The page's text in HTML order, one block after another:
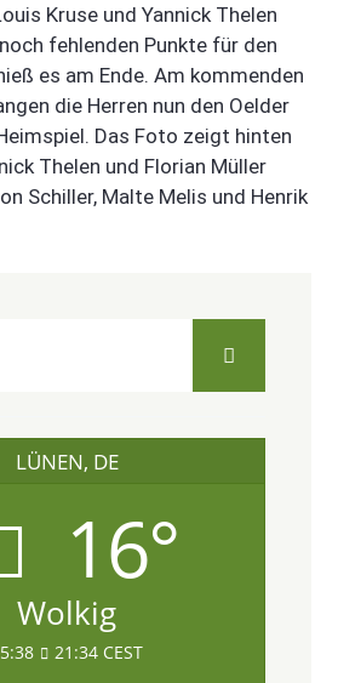
Kruse und Yannick Thelen
fehlenden Punkte für den
es am Ende. Am kommenden
die Herren nun den Oelder
Das Foto zeigt hinten
Thelen und Florian Müller
Schiller, Malte Melis und Henrik
LÜNEN, DE
16°
Wolkig
21:34 CEST